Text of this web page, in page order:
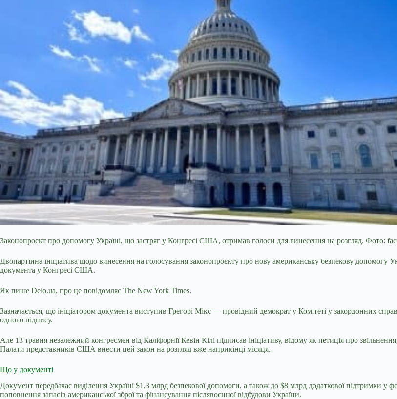
Законопроєкт про допомогу Україні, що застряг у Конгресі США, отримав голоси для винесення на розгляд. Фото:
Двопартійна ініціатива щодо винесення на голосування законопроєкту про нову американську безпекову допомогу
документа у Конгресі США.
Як пише Delo.ua, про це повідомляє The New York Times.
Зазначається, що ініціатором документа виступив Грегорі Мікс — провідний демократ у Комітеті у закордонних
одного підпису.
Але 13 травня незалежний конгресмен від Каліфорнії Кевін Кілі підписав ініціативу, відому як петиція про
Палати представників США внести цей закон на розгляд вже наприкінці місяця.
Що у документі
Документ передбачає виділення Україні $1,3 млрд безпекової допомоги, а також до $8 млрд додаткової підтримки
поповнення запасів американської зброї та фінансування післявоєнної відбудови України.